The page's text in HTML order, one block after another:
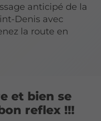
anticipé de la
Denis avec
la route en
et bien se
reflex !!!